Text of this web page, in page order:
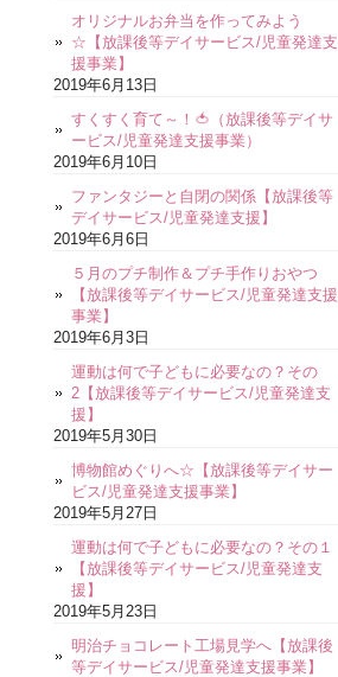
オリジナルお弁当を作ってみよう
☆【放課後等デイサービス/児童発達支
援事業】
2019年6月13日
すくすく育て～！🍅（放課後等デイサ
ービス/児童発達支援事業）
2019年6月10日
ファンタジーと自閉の関係【放課後等
デイサービス/児童発達支援】
2019年6月6日
５月のプチ制作＆プチ手作りおやつ
【放課後等デイサービス/児童発達支援
事業】
2019年6月3日
運動は何で子どもに必要なの？その
2【放課後等デイサービス/児童発達支
援】
2019年5月30日
博物館めぐりへ☆【放課後等デイサー
ビス/児童発達支援事業】
2019年5月27日
運動は何で子どもに必要なの？その１
【放課後等デイサービス/児童発達支
援】
2019年5月23日
明治チョコレート工場見学へ【放課後
等デイサービス/児童発達支援事業】